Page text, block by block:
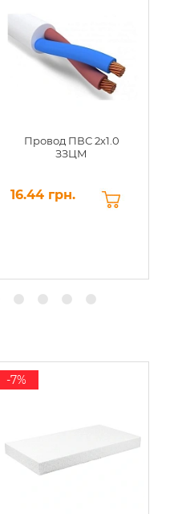
Провод ПВС 2х1.0
ЗЗЦМ
16.44 грн.
-7%